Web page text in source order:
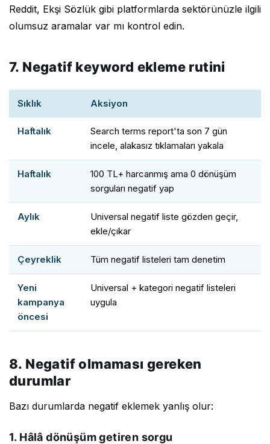
Reddit, Ekşi Sözlük gibi platformlarda sektörünüzle ilgili
olumsuz aramalar var mı kontrol edin.
7. Negatif keyword ekleme rutini
Sıklık Aksiyon
Haftalık
Search terms report'ta son 7 gün
incele, alakasız tıklamaları yakala
Haftalık
100 TL+ harcanmış ama 0 dönüşüm
sorguları negatif yap
Aylık
Universal negatif liste gözden geçir,
ekle/çıkar
Çeyreklik Tüm negatif listeleri tam denetim
Yeni
kampanya
öncesi
Universal + kategori negatif listeleri
uygula
8. Negatif olmaması gereken
durumlar
Bazı durumlarda negatif eklemek yanlış olur:
1. Hâlâ dönüşüm getiren sorgu